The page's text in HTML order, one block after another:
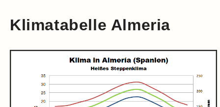
Klimatabelle Almeria